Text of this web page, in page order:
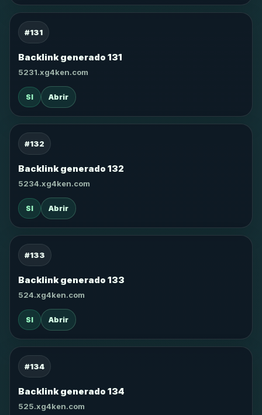
#131
Backlink generado 131
5231.xg4ken.com
SI Abrir
#132
Backlink generado 132
5234.xg4ken.com
SI Abrir
#133
Backlink generado 133
524.xg4ken.com
SI Abrir
#134
Backlink generado 134
525.xg4ken.com